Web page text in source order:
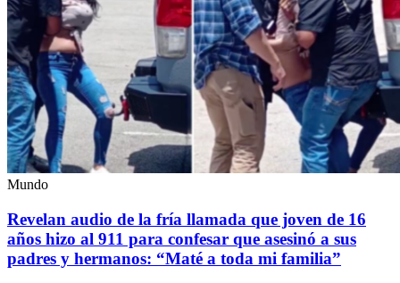
Mundo
Revelan audio de la fría llamada que joven de 16
años hizo al 911 para confesar que asesinó a sus
padres y hermanos: “Maté a toda mi familia”